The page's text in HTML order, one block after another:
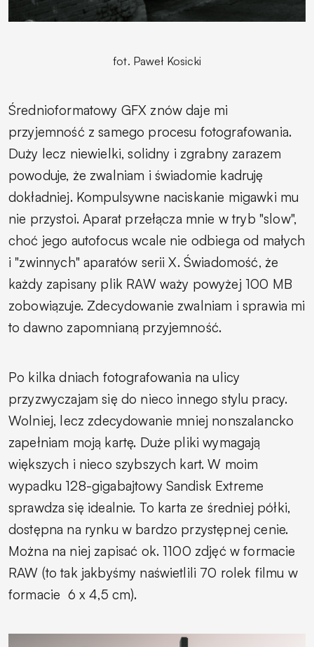
fot. Paweł Kosicki
Średnioformatowy GFX znów daje mi
przyjemność z samego procesu fotografowania.
Duży lecz niewielki, solidny i zgrabny zarazem
powoduje, że zwalniam i świadomie kadruję
dokładniej. Kompulsywne naciskanie migawki mu
nie przystoi. Aparat przełącza mnie w tryb "slow",
choć jego autofocus wcale nie odbiega od małych
i "zwinnych" aparatów serii X. Świadomość, że
każdy zapisany plik RAW waży powyżej 100 MB
zobowiązuje. Zdecydowanie zwalniam i sprawia mi
to dawno zapomnianą przyjemność.
Po kilka dniach fotografowania na ulicy
przyzwyczajam się do nieco innego stylu pracy.
Wolniej, lecz zdecydowanie mniej nonszalancko
zapełniam moją kartę. Duże pliki wymagają
większych i nieco szybszych kart. W moim
wypadku 128-gigabajtowy Sandisk Extreme
sprawdza się idealnie. To karta ze średniej półki,
dostępna na rynku w bardzo przystępnej cenie.
Można na niej zapisać ok. 1100 zdjęć w formacie
RAW (to tak jakbyśmy naświetlili 70 rolek filmu w
formacie 6 x 4,5 cm).